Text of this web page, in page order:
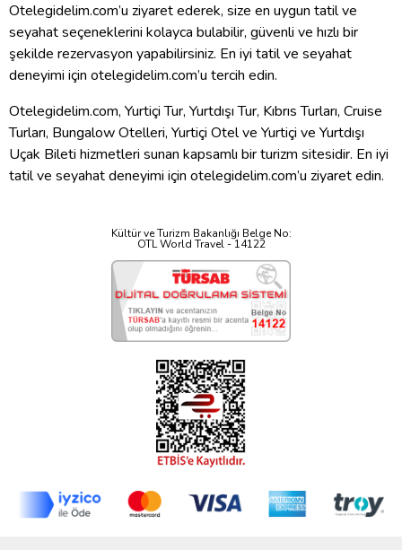
Otelegidelim.com’u ziyaret ederek, size en uygun tatil ve
seyahat seçeneklerini kolayca bulabilir, güvenli ve hızlı bir
şekilde rezervasyon yapabilirsiniz. En iyi tatil ve seyahat
deneyimi için otelegidelim.com’u tercih edin.
Otelegidelim.com, Yurtiçi Tur, Yurtdışı Tur, Kıbrıs Turları, Cruise
Turları, Bungalow Otelleri, Yurtiçi Otel ve Yurtiçi ve Yurtdışı
Uçak Bileti hizmetleri sunan kapsamlı bir turizm sitesidir. En iyi
tatil ve seyahat deneyimi için otelegidelim.com’u ziyaret edin.
Kültür ve Turizm Bakanlığı Belge No:
OTL World Travel - 14122